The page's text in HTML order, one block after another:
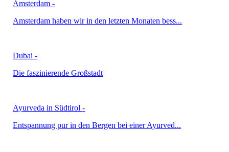
Amsterdam-
Amsterdam haben wir in den letzten Monaten bess...
Dubai-
Die faszinierende Großstadt
Ayurveda in Südtirol-
Entspannung pur in den Bergen bei einer Ayurved...